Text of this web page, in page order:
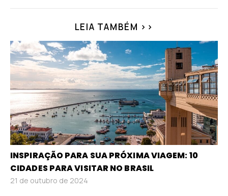
LEIA TAMBÉM >>
INSPIRAÇÃO PARA SUA PRÓXIMA VIAGEM: 10
CIDADES PARA VISITAR NO BRASIL
21 de outubro de 2024